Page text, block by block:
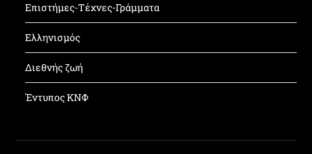
Επιστήμες-Τέχνες-Γράμματα
Ελληνισμός
Διεθνής ζωή
Έντυπος ΚΝΦ